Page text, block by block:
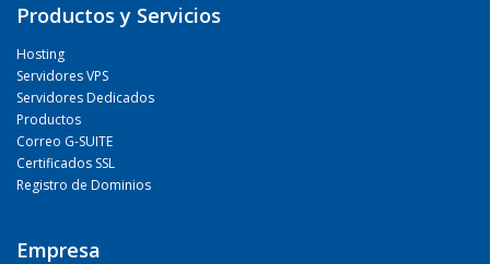
Productos y Servicios
Hosting
Servidores VPS
Servidores Dedicados
Productos
Correo G-SUITE
Certificados SSL
Registro de Dominios
Empresa